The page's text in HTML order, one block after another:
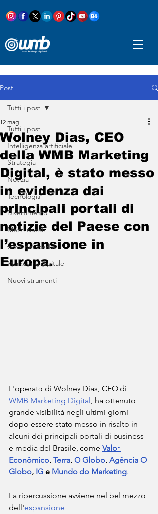
Post
Tutti i post
Intelligenza artificiale
Strategia
Notizia
Tecnologia
Divertimento
Mezzi sociali
wmb nei media
Marketing digitale
Nuovi strumenti
Tutti i post
Wolney Dias, CEO
della WMB Marketing
Digital, è stato messo
in evidenza dai
principali portali di
notizie del Paese con
l’espansione in
Europa.
12 mag
L'operato di Wolney Dias, CEO di
WMB Marketing Digital , ha ottenuto
grande visibilità negli ultimi giorni
dopo essere stato messo in risalto in
alcuni dei principali portali di business
e media del Brasile, come Valor
Econômico, Terra, O Globo, Agência O
Globo, IG e Mundo do Marketing.
La ripercussione avviene nel bel mezzo
dell'espansione